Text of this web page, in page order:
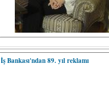
İş Bankası'ndan 89. yıl reklamı